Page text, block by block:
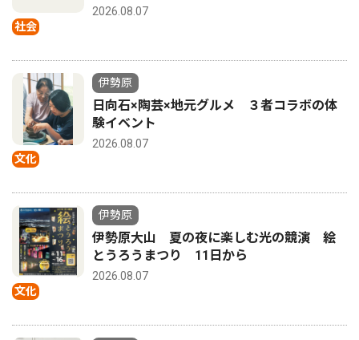
社会
2026.08.07
文化
伊勢原
日向石×陶芸×地元グルメ ３者コラボの体
験イベント
2026.08.07
文化
伊勢原
伊勢原大山 夏の夜に楽しむ光の競演 絵
とうろうまつり 11日から
2026.08.07